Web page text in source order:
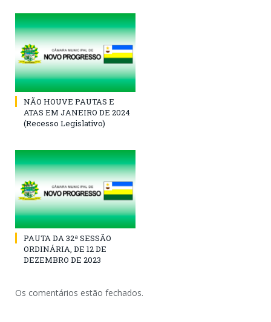
NÃO HOUVE PAUTAS E
ATAS EM JANEIRO DE 2024
(Recesso Legislativo)
PAUTA DA 32ª SESSÃO
ORDINÁRIA, DE 12 DE
DEZEMBRO DE 2023
Os comentários estão fechados.